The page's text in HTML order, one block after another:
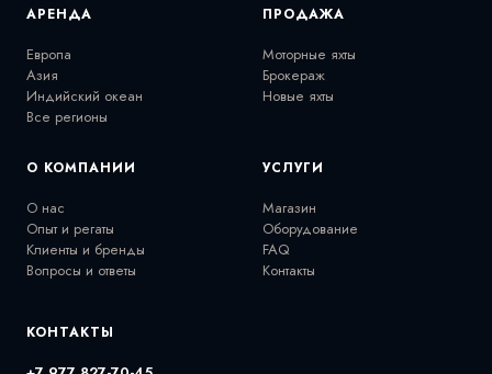
АРЕНДА
Европа
Азия
Индийский океан
Все регионы
ПРОДАЖА
Моторные яхты
Брокераж
Новые яхты
О КОМПАНИИ
О нас
Опыт и регаты
Клиенты и бренды
Вопросы и ответы
УСЛУГИ
Магазин
Оборудование
FAQ
Контакты
КОНТАКТЫ